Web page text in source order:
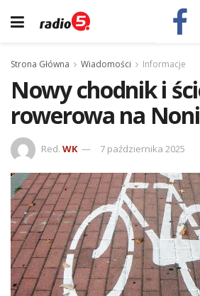
Strona Główna Wiadomości Informacje
Nowy chodnik i
rowerowa na
Red. WK 7 października 2025